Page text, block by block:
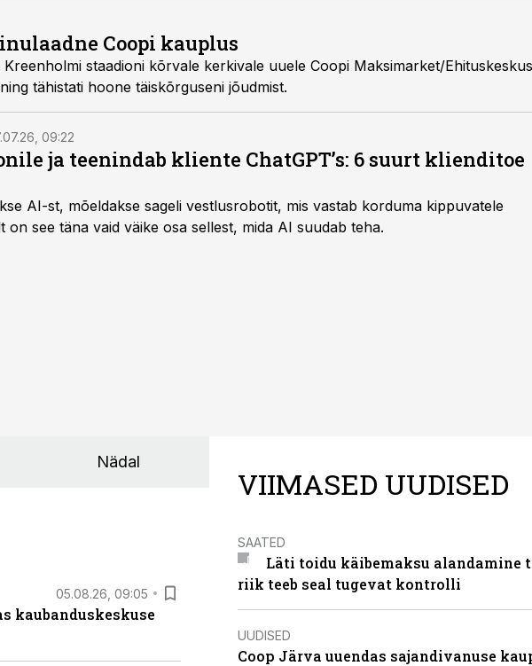
Coopi kauplus
Kreenholmi staadioni kõrvale kerkivale uuele Coopi Maksimarket/
tähistati hoone täiskõrguseni jõudmist.
09:22
ja teenindab kliente ChatGPT’s: 6 suurt klienditoe
AI-st, mõeldakse sageli vestlusrobotit, mis vastab korduma kippuvatele
on see täna vaid väike osa sellest, mida AI suudab teha.
Nädal
05.08.26, 09:05
kaubanduskeskuse
VIIMASED UUDISED
SAATED
Läti toidu käibemaksu alandamine
riik teeb seal tugevat kontrolli
UUDISED
Coop Järva uuendas sajandivanuse